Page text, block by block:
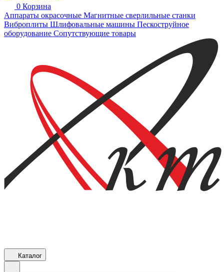
0 Корзина
Аппараты окрасочные Магнитные сверлильные станки
Виброплиты Шлифовальные машины Пескоструйное
оборудование Сопутствующие товары
Каталог